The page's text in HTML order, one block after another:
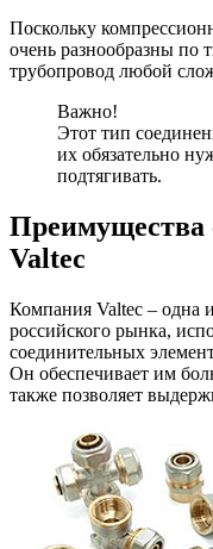
Поскольку
очень разнообразны
трубопровод любой
Важно!
Этот тип
их обязательно
подтягивать.
Преимущества
Valtec
Компания Valtec – одна
российского рынка,
соединительных
Он обеспечивает им
также позволяет